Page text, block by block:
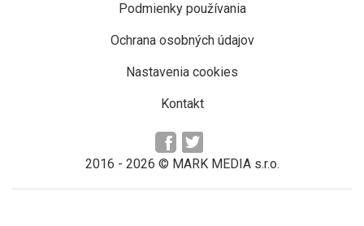
Podmienky používania
Ochrana osobných údajov
Nastavenia cookies
Kontakt
2016 - 2026 © MARK MEDIA s.r.o.